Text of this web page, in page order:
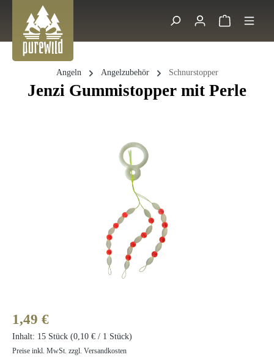
Zum Hauptinhalt springen
Suche
Angeln Angelzubehör Schnurstopper
Jenzi Gummistopper mit Perle
Regulärer Preis:
1,49 €
Inhalt: 15 Stück (0,10 € / 1 Stück)
Preise inkl. MwSt. zzgl. Versandkosten